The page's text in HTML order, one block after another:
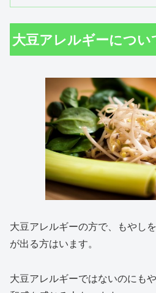
大豆アレルギーについ
大豆アレルギーの方で、もやし
が出る方はいます。
大豆アレルギーではないのにも